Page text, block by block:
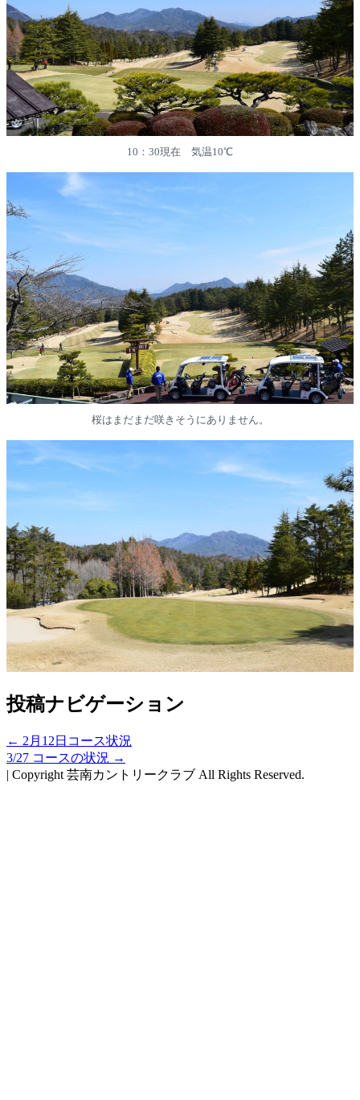
10：30現在 気温10℃
桜はまだまだ咲きそうにありません。
投稿ナビゲーション
← 2月12日コース状況
3/27 コースの状況 →
| Copyright 芸南カントリークラブ All Rights Reserved.